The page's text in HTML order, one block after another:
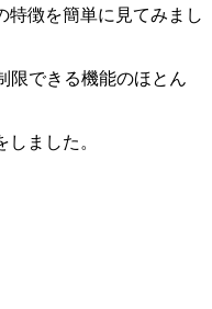
特徴を簡単に見てみまし
限できる機能のほとん
ました。